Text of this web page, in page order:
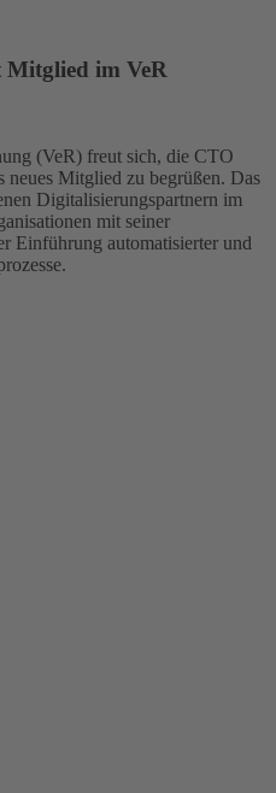
im VeR
(VeR) freut sich, die CTO
Mitglied zu begrüßen. Das
Digitalisierungspartnern im
mit seiner
Einführung automatisierter und